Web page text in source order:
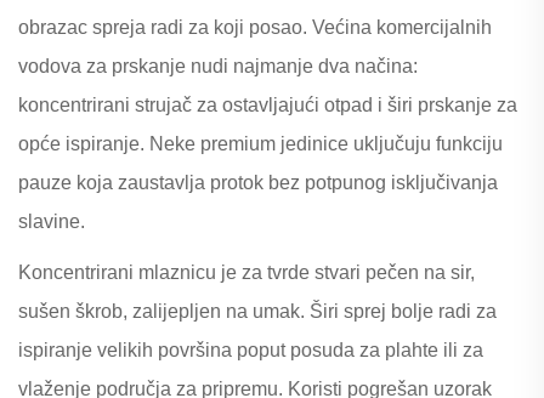
obrazac spreja radi za koji posao. Većina komercijalnih
vodova za prskanje nudi najmanje dva načina:
koncentrirani strujač za ostavljajući otpad i širi prskanje za
opće ispiranje. Neke premium jedinice uključuju funkciju
pauze koja zaustavlja protok bez potpunog isključivanja
slavine.
Koncentrirani mlaznicu je za tvrde stvari pečen na sir,
sušen škrob, zalijepljen na umak. Širi sprej bolje radi za
ispiranje velikih površina poput posuda za plahte ili za
vlaženje područja za pripremu. Koristi pogrešan uzorak